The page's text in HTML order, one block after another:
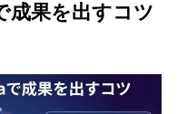
成果を出すコツ